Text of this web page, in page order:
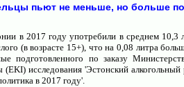
пьют не меньше, но больше
в 2017 году употребили в среднем 10,3
(в возрасте 15+), что на 0,08 литра
подготовленного по заказу
исследования 'Эстонский алкогольный
в 2017 году'.